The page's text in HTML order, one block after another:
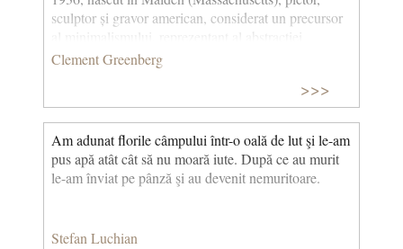
sculptor și gravor american, considerat un precursor
al minimalismului, reprezentant al abstracției
postpicturale, precum și unul dintre principalii
reprezentanți ai Op Art (Optical art), o direcție în
artele vizuale moderne care se bazează pe contrastele
puternice între culorile alb și negru, forme
geometrice planare și spațiale, și, mai ales, pe iluzii
optice, alături de Joseph Albers. Este și un
reprezentant al pânzei modelate (shaped canvas)
împreună cu Charles Hinman. Stella trăiește și
Clement Greenberg
>>>
Am adunat florile câmpului într-o oală de lut şi le-am
pus apă atât cât să nu moară iute. După ce au murit
le-am înviat pe pânză şi au devenit nemuritoare.
Stefan Luchian